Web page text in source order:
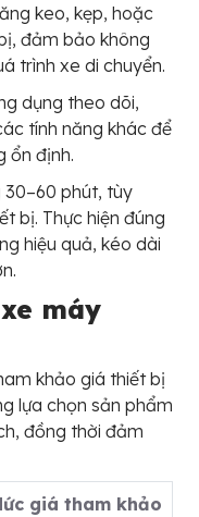
keo, kẹp, hoặc
đảm bảo không
trình xe di chuyển.
dụng theo dõi,
tính năng khác để
ổn định.
phút, tùy
bị. Thực hiện đúng
hiệu quả, kéo dài
máy
khảo giá thiết bị
lựa chọn sản phẩm
đồng thời đảm
giá tham khảo